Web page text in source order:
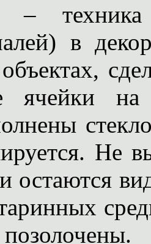
– техника
в
ячейки на
Не
остаются